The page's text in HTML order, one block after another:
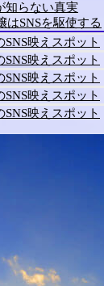
知らない真実
はSNSを駆使する
映えスポット
映えスポット
映えスポット
映えスポット
映えスポット